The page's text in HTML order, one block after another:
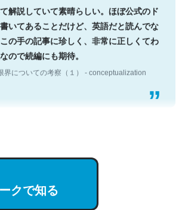
解説していて素晴らしい。ほぼ公式のド
いてあることだけど、英語だと読んでな
の手の記事に珍しく、非常に正しくてわ
ので続編にも期待。
ないので貴重な良記事。/続編来た
entry/2023/03/27
界についての考察（１） - conceptualization
クで知る